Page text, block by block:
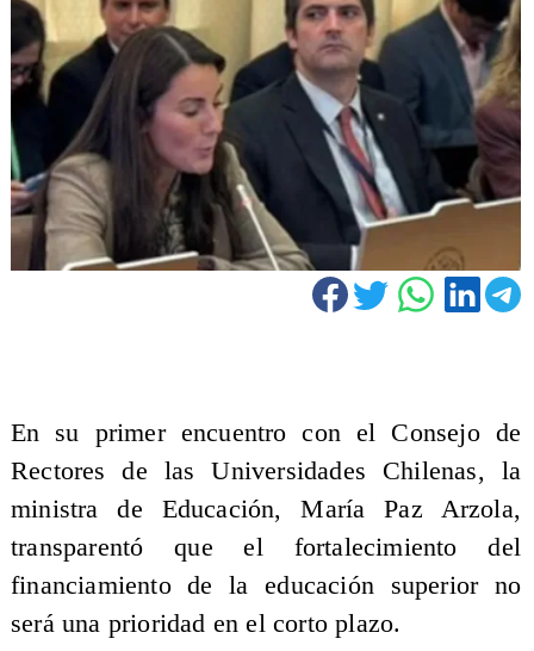
En su primer encuentro con el Consejo de
Rectores de las Universidades Chilenas, la
ministra de Educación, María Paz Arzola,
transparentó que el fortalecimiento del
financiamiento de la educación superior no
será una prioridad en el corto plazo.